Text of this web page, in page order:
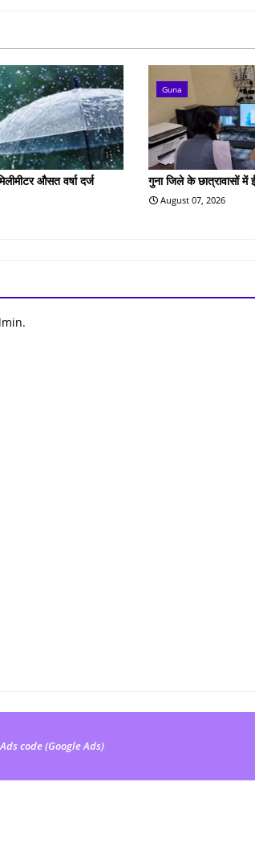
औसत वर्षा दर्ज
Guna
गुना जिले के छात्रावासों में
August 07, 2026
code (Google Ads)